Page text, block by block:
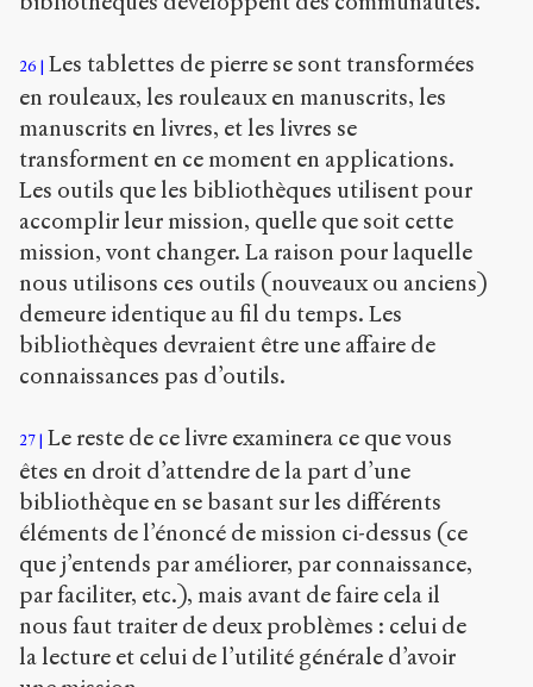
26
Les tablettes de pierre se sont transformées
en rouleaux, les rouleaux en manuscrits, les
manuscrits en livres, et les livres se
transforment en ce moment en applications.
Les outils que les bibliothèques utilisent pour
accomplir leur mission, quelle que soit cette
mission, vont changer. La raison pour laquelle
nous utilisons ces outils (nouveaux ou anciens)
demeure identique au fil du temps. Les
bibliothèques devraient être une affaire de
connaissances pas d’outils.
27 Le reste de ce livre examinera ce que vous
êtes en droit d’attendre de la part d’une
bibliothèque en se basant sur les différents
éléments de l’énoncé de mission ci-dessus (ce
que j’entends par améliorer, par connaissance,
par faciliter, etc.), mais avant de faire cela il
nous faut traiter de deux problèmes : celui de
la lecture et celui de l’utilité générale d’avoir